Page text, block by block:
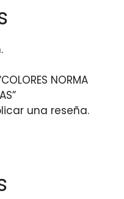
NORMA
una reseña.